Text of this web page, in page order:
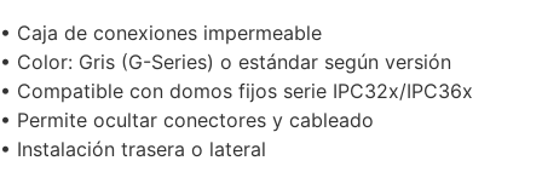
• Caja de conexiones impermeable
• Color: Gris (G-Series) o estándar según versión
• Compatible con domos fijos serie IPC32x/IPC36x
• Permite ocultar conectores y cableado
• Instalación trasera o lateral